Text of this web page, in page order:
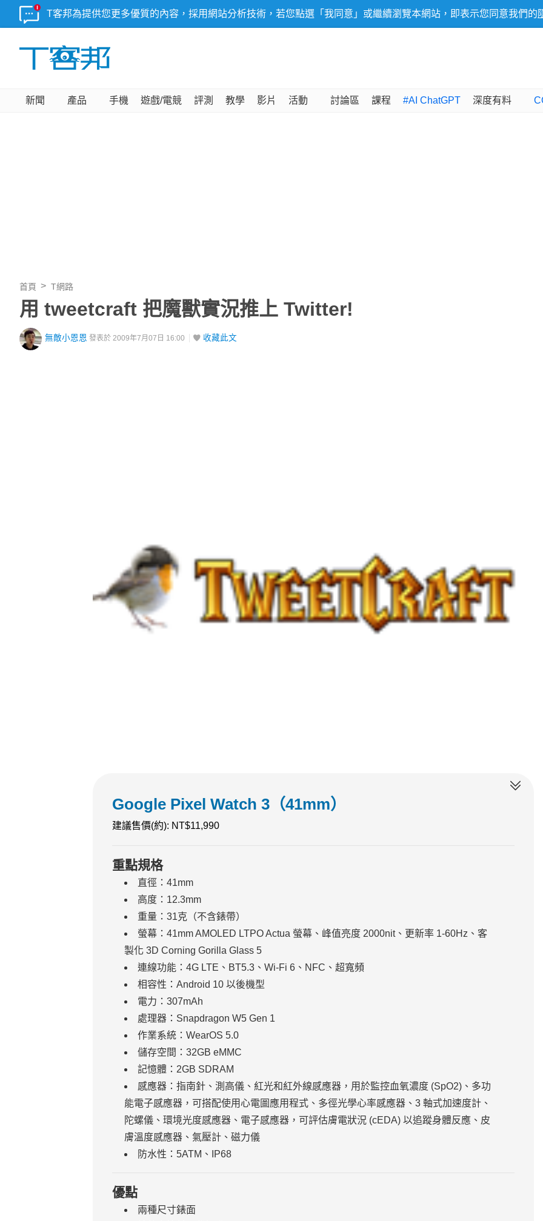
T客邦為提供您更多優質的內容，採用網站分析技術，若您點選「我同意」或繼續瀏覽本網站，即表示您同意我們的
新聞 產品 手機 遊戲/電競 評測 教學 影片 活動 討論區 課程 #AI ChatGPT 深度有料
首頁 T網路
用 tweetcraft 把魔獸實況推上 Twitter!
無敵小恩恩 發表於 2009年7月07日 16:00 收藏此文
Google Pixel Watch 3（41mm）
建議售價(約): NT$11,990
重點規格
直徑：41mm
高度：12.3mm
重量：31克（不含錶帶）
螢幕：41mm AMOLED LTPO Actua 螢幕、峰值亮度 2000nit、更新率 1-60Hz、客
製化 3D Corning Gorilla Glass 5
連線功能：4G LTE、BT5.3、Wi-Fi 6、NFC、超寬頻
相容性：Android 10 以後機型
電力：307mAh
處理器：Snapdragon W5 Gen 1
作業系統：WearOS 5.0
儲存空間：32GB eMMC
記憶體：2GB SDRAM
感應器：指南針、測高儀、紅光和紅外線感應器，用於監控血氧濃度 (SpO2)、多功
能電子感應器，可搭配使用心電圖應用程式、多徑光學心率感應器、3 軸式加速度計、
陀螺儀、環境光度感應器、電子感應器，可評估膚電狀況 (cEDA) 以追蹤身體反應、皮
膚溫度感應器、氣壓計、磁力儀
防水性：5ATM、IP68
優點
兩種尺寸錶面